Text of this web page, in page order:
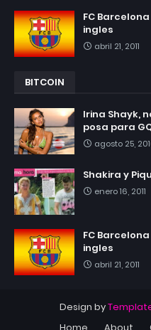
FC
ingles
abril 21, 2011
BITCOIN
Irina Shayk,
posa para
agosto 25,
Shakira y
enero 16, 2011
FC
ingles
abril 21, 2011
Design by
Home
About